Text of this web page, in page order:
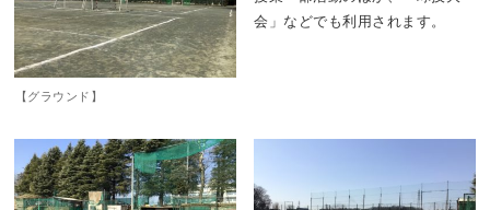
【グラウンド】
会」などでも利用されます。